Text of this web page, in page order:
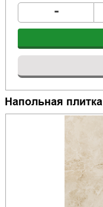
-
Напольная плитка